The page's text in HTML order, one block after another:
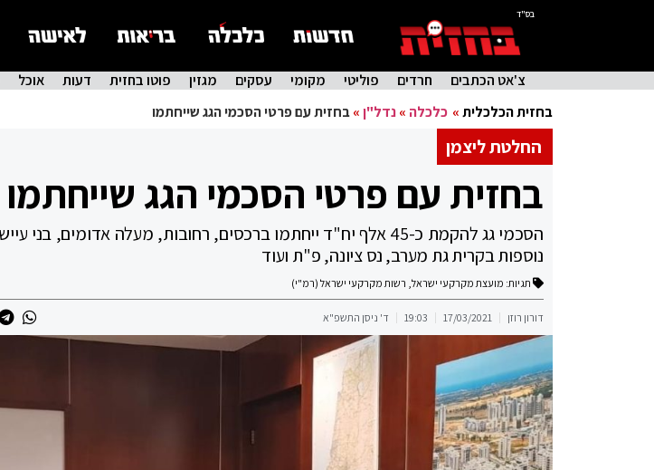
בס"ד
צ'אט הכתבים חרדים פוליטי מקומי עסקים מגזין פוטו בחזית דעות אוכל
בחזית הכלכלית» כלכלה »נדל"ן»בחזית עם פרטי הסכמי הגג שייחתמו
החלטת ליצמן
בחזית עם פרטי הסכמי הגג שייחתמו
נוספות בקרית גת מערב, נס ציונה, פ"ת ועוד
תגיות: מועצת מקרקעי ישראל, רשות מקרקעי ישראל (רמ"י)
דורון רוזן 17/03/2021
19:03 ד' ניסן התשפ"א